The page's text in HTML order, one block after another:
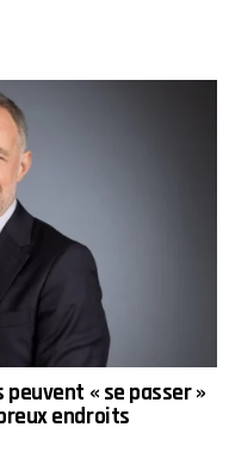
peuvent « se passer »
endroits